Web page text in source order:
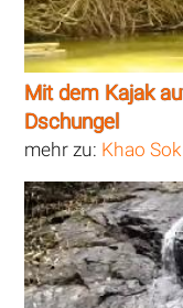
Mit dem Kajak
Dschungel
mehr zu: Khao